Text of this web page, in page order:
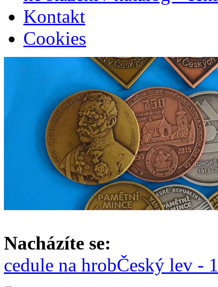
Kontakt
Cookies
Nacházíte se:
cedule na hrobČeský lev -